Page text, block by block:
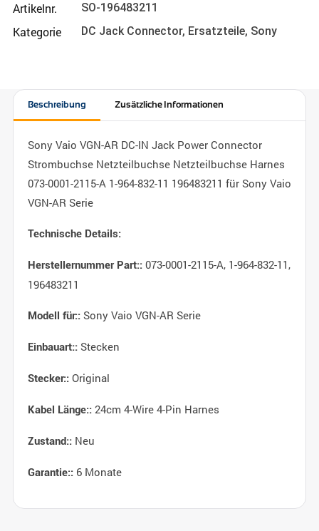
Artikelnr. SO-196483211
Kategorie DC Jack Connector, Ersatzteile, Sony
Beschreibung Zusätzliche Informationen
Sony Vaio VGN-AR DC-IN Jack Power Connector
Strombuchse Netzteilbuchse Netzteilbuchse Harnes
073-0001-2115-A 1-964-832-11 196483211 für Sony Vaio
VGN-AR Serie
Technische Details:
Herstellernummer Part::073-0001-2115-A, 1-964-832-11,
196483211
Modell für::Sony Vaio VGN-AR Serie
Einbauart::Stecken
Stecker::Original
Kabel Länge::24cm 4-Wire 4-Pin Harnes
Zustand::Neu
Garantie::6 Monate